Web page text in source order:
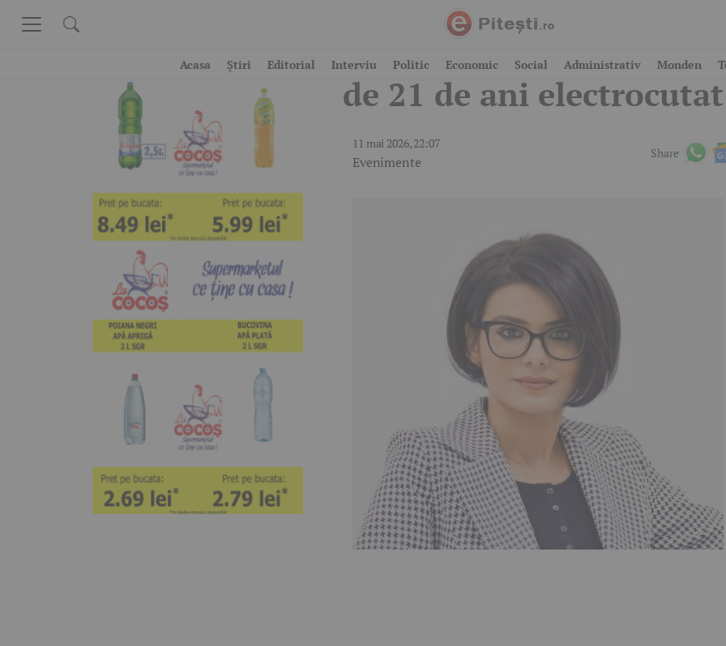
Acasa Știri Editorial Interviu Politic Economic Social Administrativ Monden
Deosebit de grav! Tânăr
de 21 de ani
11 mai 2026, 22:07
Evenimente
Share